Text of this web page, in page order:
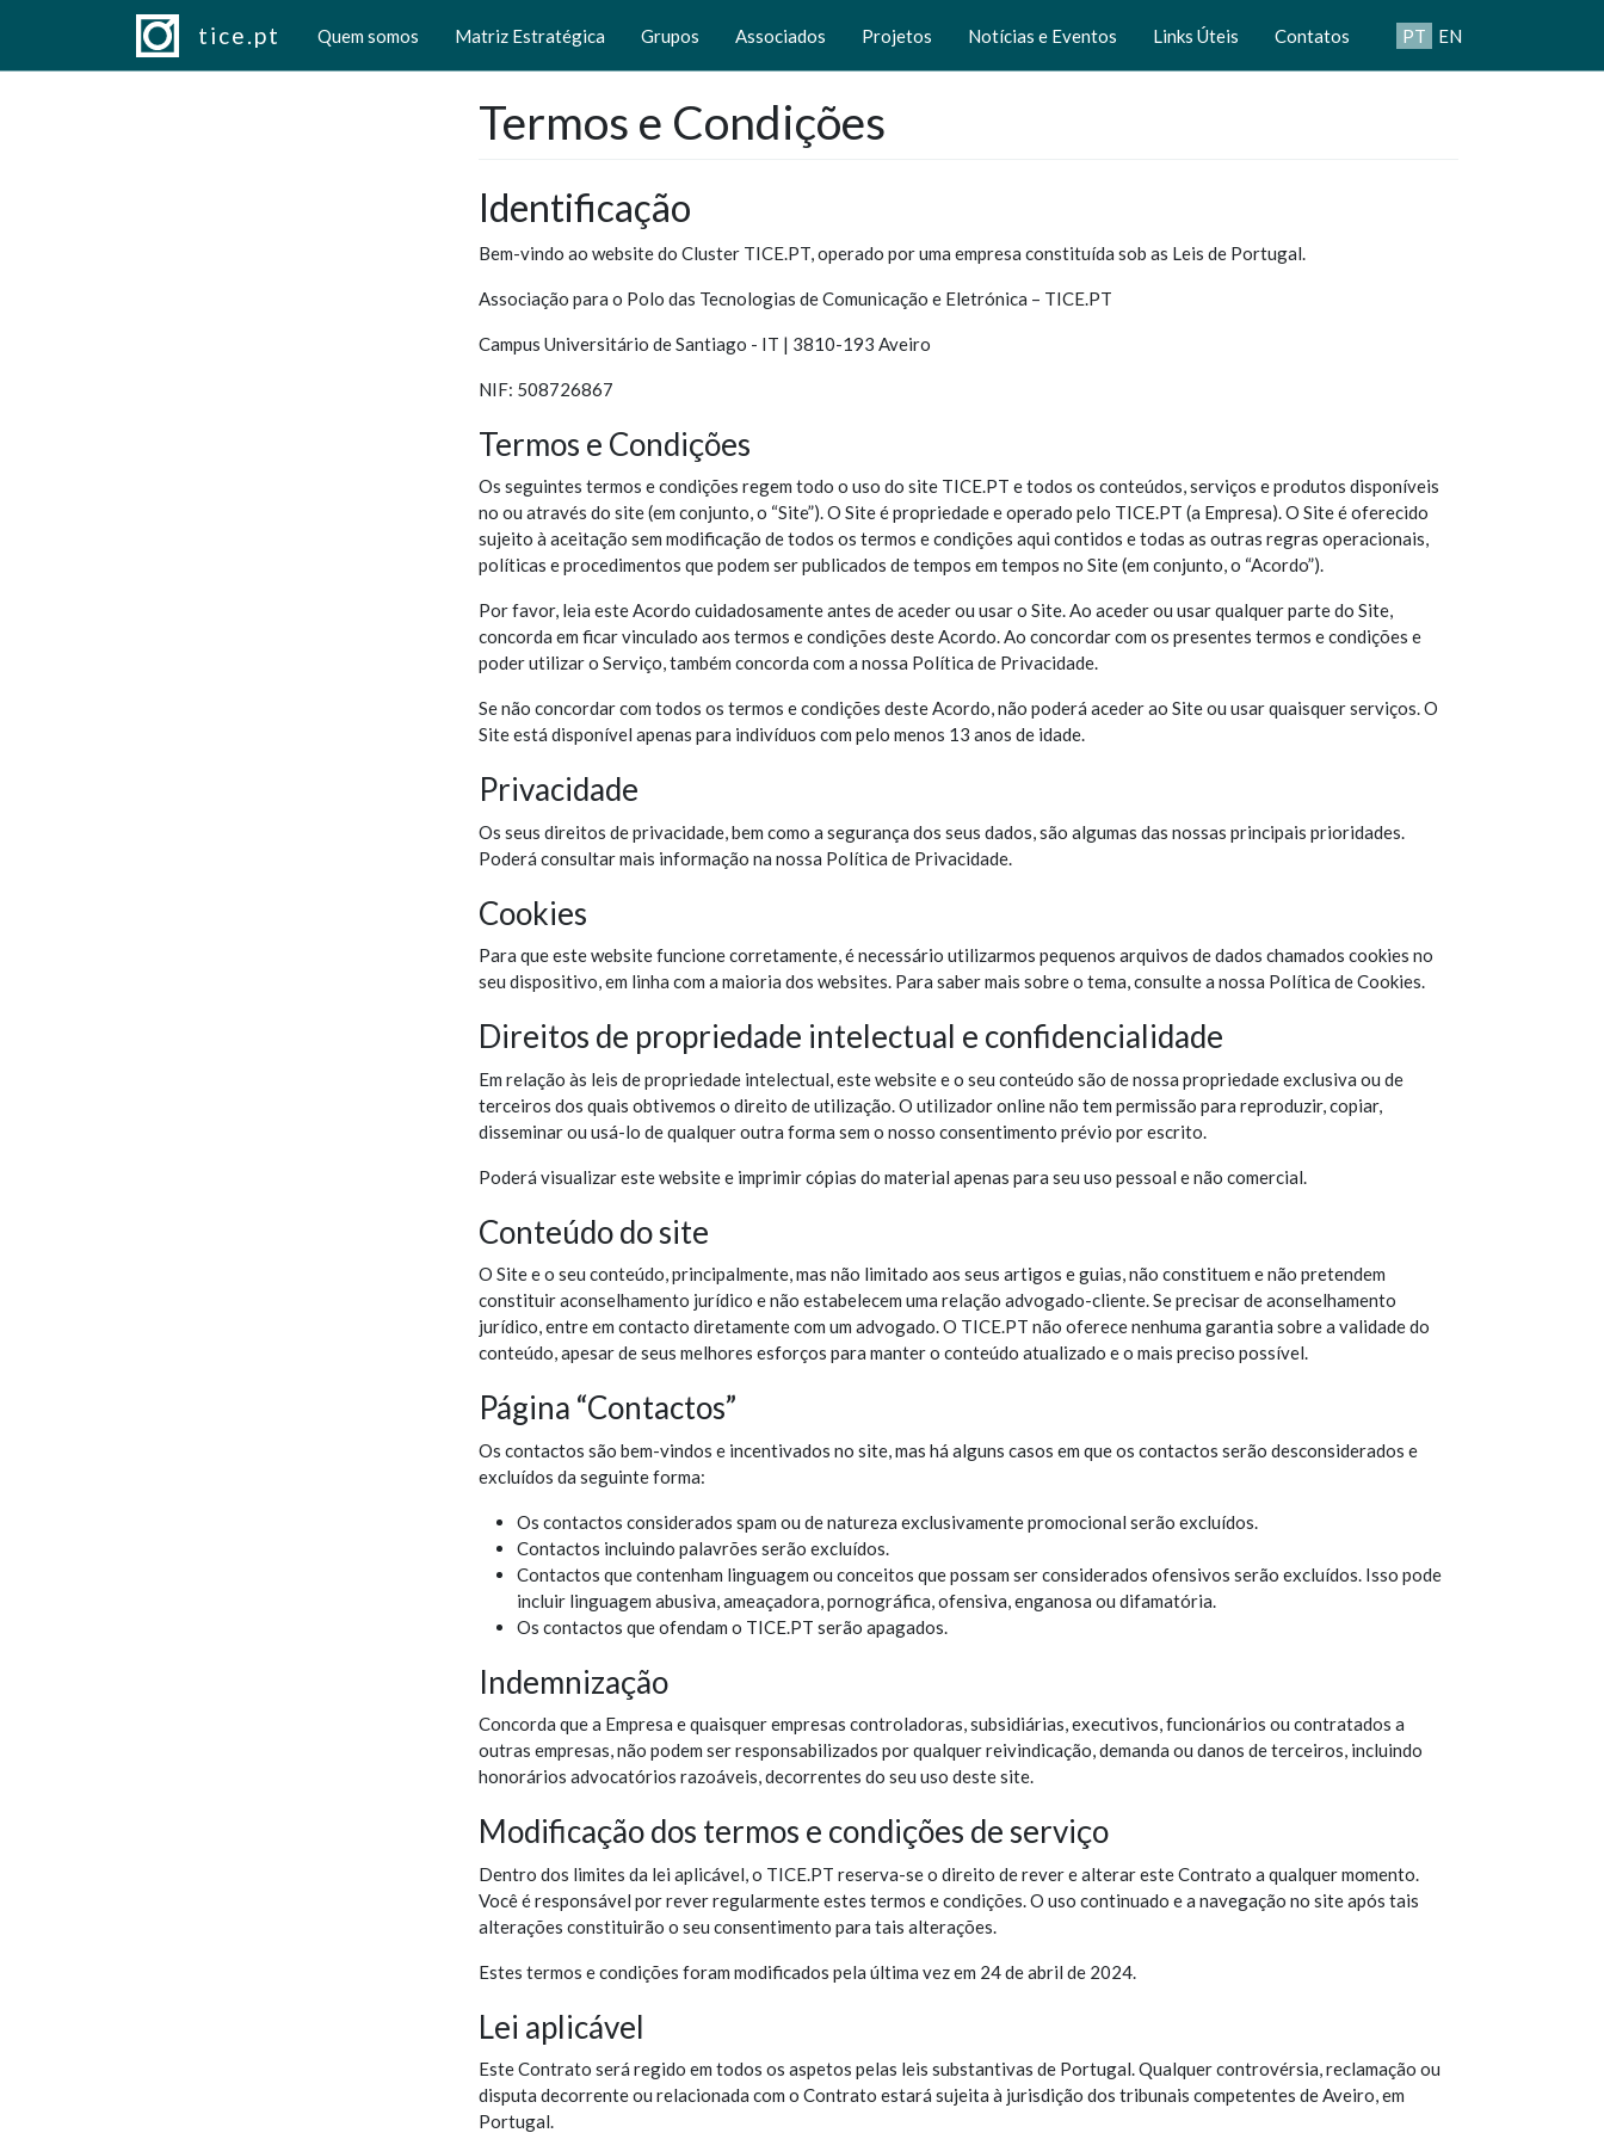
Passar para o conteúdo principal
tice.pt Quem somos Matriz Estratégica Grupos Associados Projetos Notícias e Eventos Links Úteis Contatos PT EN
Termos e Condições
Identificação
Bem-vindo ao website do Cluster TICE.PT, operado por uma empresa constituída sob as Leis de Portugal.
Associação para o Polo das Tecnologias de Comunicação e Eletrónica – TICE.PT
Campus Universitário de Santiago - IT | 3810-193 Aveiro
NIF: 508726867
Termos e Condições
Os seguintes termos e condições regem todo o uso do site TICE.PT e todos os conteúdos, serviços e produtos disponíveis
no ou através do site (em conjunto, o “Site”). O Site é propriedade e operado pelo TICE.PT (a Empresa). O Site é oferecido
sujeito à aceitação sem modificação de todos os termos e condições aqui contidos e todas as outras regras operacionais,
políticas e procedimentos que podem ser publicados de tempos em tempos no Site (em conjunto, o “Acordo”).
Por favor, leia este Acordo cuidadosamente antes de aceder ou usar o Site. Ao aceder ou usar qualquer parte do Site,
concorda em ficar vinculado aos termos e condições deste Acordo. Ao concordar com os presentes termos e condições e
poder utilizar o Serviço, também concorda com a nossa Política de Privacidade.
Se não concordar com todos os termos e condições deste Acordo, não poderá aceder ao Site ou usar quaisquer serviços. O
Site está disponível apenas para indivíduos com pelo menos 13 anos de idade.
Privacidade
Os seus direitos de privacidade, bem como a segurança dos seus dados, são algumas das nossas principais prioridades.
Poderá consultar mais informação na nossa Política de Privacidade.
Cookies
Para que este website funcione corretamente, é necessário utilizarmos pequenos arquivos de dados chamados cookies no
seu dispositivo, em linha com a maioria dos websites. Para saber mais sobre o tema, consulte a nossa Política de Cookies.
Direitos de propriedade intelectual e confidencialidade
Em relação às leis de propriedade intelectual, este website e o seu conteúdo são de nossa propriedade exclusiva ou de
terceiros dos quais obtivemos o direito de utilização. O utilizador online não tem permissão para reproduzir, copiar,
disseminar ou usá-lo de qualquer outra forma sem o nosso consentimento prévio por escrito.
Poderá visualizar este website e imprimir cópias do material apenas para seu uso pessoal e não comercial.
Conteúdo do site
O Site e o seu conteúdo, principalmente, mas não limitado aos seus artigos e guias, não constituem e não pretendem
constituir aconselhamento jurídico e não estabelecem uma relação advogado-cliente. Se precisar de aconselhamento
jurídico, entre em contacto diretamente com um advogado. O TICE.PT não oferece nenhuma garantia sobre a validade do
conteúdo, apesar de seus melhores esforços para manter o conteúdo atualizado e o mais preciso possível.
Página “Contactos”
Os contactos são bem-vindos e incentivados no site, mas há alguns casos em que os contactos serão desconsiderados e
excluídos da seguinte forma:
Os contactos considerados spam ou de natureza exclusivamente promocional serão excluídos.
Contactos incluindo palavrões serão excluídos.
Contactos que contenham linguagem ou conceitos que possam ser considerados ofensivos serão excluídos. Isso pode
incluir linguagem abusiva, ameaçadora, pornográfica, ofensiva, enganosa ou difamatória.
Os contactos que ofendam o TICE.PT serão apagados.
Indemnização
Concorda que a Empresa e quaisquer empresas controladoras, subsidiárias, executivos, funcionários ou contratados a
outras empresas, não podem ser responsabilizados por qualquer reivindicação, demanda ou danos de terceiros, incluindo
honorários advocatórios razoáveis, decorrentes do seu uso deste site.
Modificação dos termos e condições de serviço
Dentro dos limites da lei aplicável, o TICE.PT reserva-se o direito de rever e alterar este Contrato a qualquer momento.
Você é responsável por rever regularmente estes termos e condições. O uso continuado e a navegação no site após tais
alterações constituirão o seu consentimento para tais alterações.
Estes termos e condições foram modificados pela última vez em 24 de abril de 2024.
Lei aplicável
Este Contrato será regido em todos os aspetos pelas leis substantivas de Portugal. Qualquer controvérsia, reclamação ou
disputa decorrente ou relacionada com o Contrato estará sujeita à jurisdição dos tribunais competentes de Aveiro, em
Portugal.